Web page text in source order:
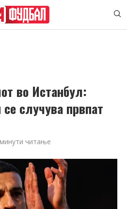
во Истанбул:
случува првпат
читање